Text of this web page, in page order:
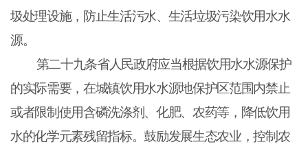
圾处理设施，防止生活污水、生活垃圾污染饮用水水
源。
第二十九条省人民政府应当根据饮用水水源保护
的实际需要，在城镇饮用水水源地保护区范围内禁止
或者限制使用含磷洗涤剂、化肥、农药等，降低饮用
水的化学元素残留指标。鼓励发展生态农业，控制农